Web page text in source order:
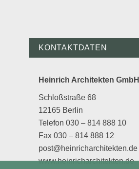
KONTAKTDATEN
Heinrich Architekten GmbH
Schloßstraße 68
12165 Berlin
Telefon 030 – 814 888 10
Fax 030 – 814 888 12
post@heinricharchitekten.de
www.heinricharchitekten.de